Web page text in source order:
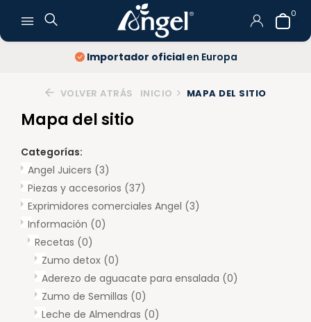
0
Importador oficialen Europa
VOLVER ATRÁS INICIO MAPA DEL SITIO
Mapa del sitio
Categorías:
Angel Juicers (3)
Piezas y accesorios (37)
Exprimidores comerciales Angel (3)
Información (0)
Recetas (0)
Zumo detox (0)
Aderezo de aguacate para ensalada (0)
Zumo de Semillas (0)
Leche de Almendras (0)